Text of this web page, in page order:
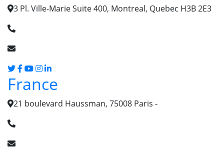
3 Pl. Ville-Marie Suite 400, Montreal, Quebec H3B 2E3
France
21 boulevard Haussman, 75008 Paris -